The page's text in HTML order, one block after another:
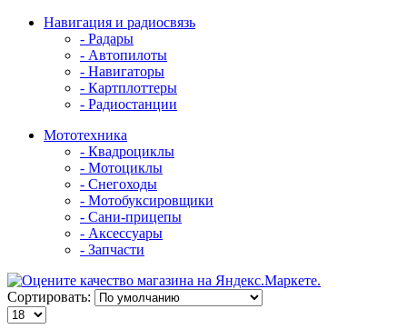
Навигация и радиосвязь
- Радары
- Автопилоты
- Навигаторы
- Картплоттеры
- Радиостанции
Мототехника
- Квадроциклы
- Мотоциклы
- Снегоходы
- Мотобуксировщики
- Сани-прицепы
- Аксессуары
- Запчасти
Сортировать: